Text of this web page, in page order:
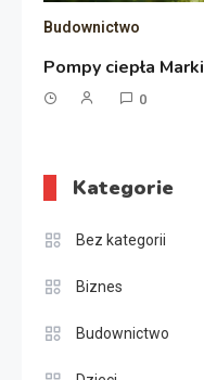
Budownictwo
Pompy ciepła Marki
0
Kategorie
Bez kategorii
Biznes
Budownictwo